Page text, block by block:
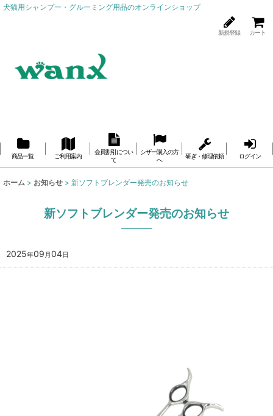
犬猫用シャンプー・グルーミング用品のオンラインショップ
新規登録 カート
商品一覧 ご利用案内
会員割引につい
て
シザー購入の方
へ
研ぎ・修理依頼 ログイン
ホーム > お知らせ > 新ソフトブレンダー発売のお知らせ
新ソフトブレンダー発売のお知らせ
2025年09 月04日